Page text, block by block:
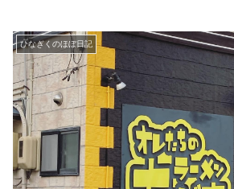
ひなぎくのほぼ日記